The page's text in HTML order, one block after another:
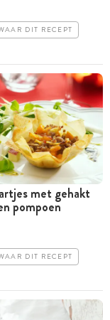
DIT RECEPT
met gehakt
pompoen
DIT RECEPT